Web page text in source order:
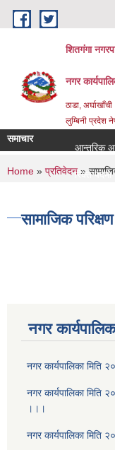
Skip to main content
शितगंगा
नगर
ठाडा, अर्घाखाँची
लुम्बिनी प्रदेश
समाचार
आन्तरिक आय
रिक्त पदमा
You are
Home » प्रतिवेदन»
सामाजिक परिक्षण
नगर
नगर कार्यपालिका
नगर कार्यपालिका
।।।
नगर कार्यपालिका